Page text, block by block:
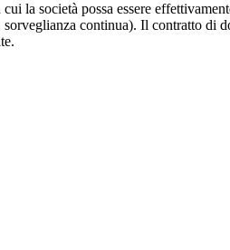
la società possa essere
continua). Il contratto di